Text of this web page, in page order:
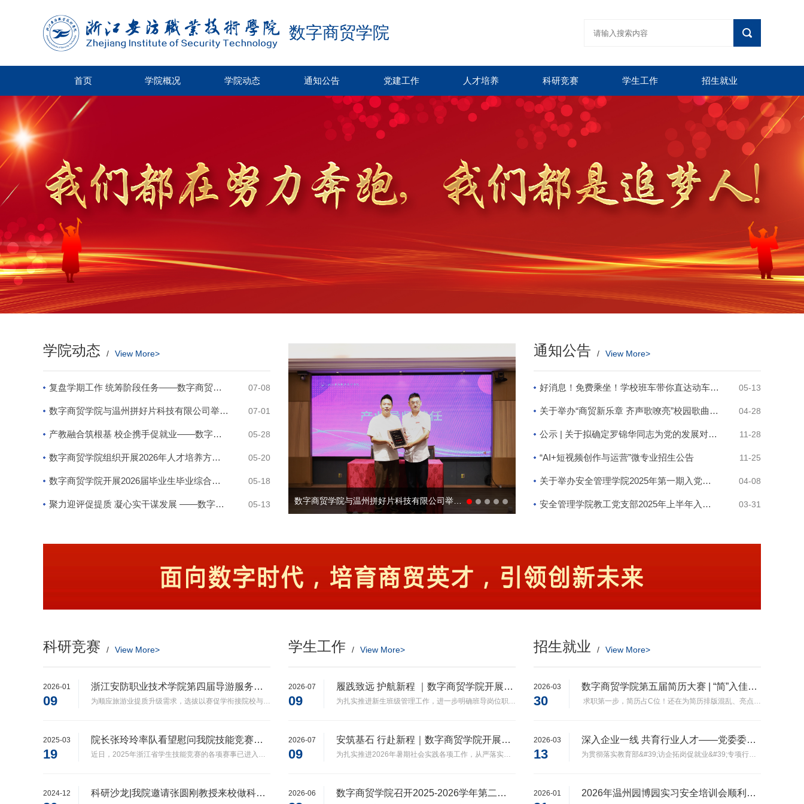
数字商贸学院
首页 学院概况 学院动态 通知公告 党建工作 人才培养 科研竞赛 学生工作 招生就业
学院动态 / View More>
复盘学期工作 统筹阶段任务——数字商贸学院召开期末全体教职工大会 07-08
数字商贸学院与温州拼好片科技有限公司举行产教合作签约仪式 07-01
产教融合筑根基 校企携手促就业——数字商贸学院2026年实习（就业）招聘双选会圆满举办 05-28
数字商贸学院组织开展2026年人才培养方案修订工作会议 05-20
数字商贸学院开展2026届毕业生毕业综合实答辩工作 05-18
聚力迎评促提质 凝心实干谋发展 ——数字商贸学院召开本学期第三次全院教职工大会 05-13 数字商贸学院与温州拼好片科技有限公司举行产教合作签约仪式 政企校齐聚浙江安防学院，共探跨境电商人才培育新路径
通知公告 / View More>
好消息！免费乘坐！学校班车带你直达动车南站！ 05-13
关于举办“商贸新乐章 齐声歌嘹亮”校园歌曲合唱比赛的通知 04-28
公示 | 关于拟确定罗锦华同志为党的发展对象的公示 11-28
“AI+短视频创作与运营”微专业招生公告 11-25
关于举办安全管理学院2025年第一期入党积极分子培训班的通知 04-08
安全管理学院教工党支部2025年上半年入党积极分子名单公示 03-31
科研竞赛 / View More>
2026-01
09
浙江安防职业技术学院第四届导游服务技能大赛圆满举行
为顺应旅游业提质升级需求，选拔以赛促学衔接院校与行业，紧扣专业导游人才，文旅融合趋势，讲好地域文旅故事，赋能行业发展与文化传播，特举办第四届导游服务大赛。文旅之路，星耀起航2026年1月7日13：30
2025-03
19
院长张玲玲率队看望慰问我院技能竞赛参赛学生团队
近日，2025年浙江省学生技能竞赛的各项赛事已进入紧张的备赛阶段。我院参赛学子以昂扬的精神面貌投入赛前集训，通过强化训练、模拟演练等方式全面提升职业素养与专业技能。3月18日，学院院长张玲玲、书记叶超
2024-12 科研沙龙|我院邀请张圆刚教授来校做科研专题讲座
学生工作 / View More>
2026-07
09
履践致远 护航新程 ｜数字商贸学院开展2026级班导培训会
为扎实推进新生班级管理工作，进一步明确班导岗位职责，提升班导队伍的履职能力与服务水平，数字商贸学院于7月8日于昌期楼407教室开展2026级班导专题培训会。会上，学工办主任张雷结合学院学生管理工作实际
2026-07
09
安筑基石 行赴新程｜数字商贸学院开展暑期社会实践培训暨安全教育工作会议
为扎实推进2026年暑期社会实践各项工作，从严落实全流程安全管理要求，积极防范应对近期极端天气风险，筑牢暑期实践安全防线，7月9日，数字商贸学院召开暑期社会实践培训暨安全教育工作会议。会上，学工办主任
2026-06 数字商贸学院召开2025-2026学年第二学期诚信考试动员暨安全教育大会
招生就业 / View More>
2026-03
30
数字商贸学院第五届简历大赛 | “简”入佳境，百“历”挑一——解锁你的职场第一张名片！
求职第一步，简历占C位！还在为简历排版混乱、亮点难寻而发愁？还在因缺乏经验，不知道如何让HR一眼锁定你？为帮助数字商贸学院学子提升职业核心能力，夯实简历制作基础，打通求职第一关，正式启动第五届“简”
2026-03
13
深入企业一线 共育行业人才——党委委员、副校长温剑峰走访实习单位
为贯彻落实教育部&#39;访企拓岗促就业&#39;专项行动要求，进一步拓展毕业生就业渠道，深化产教融合协同育人，我校党委委员、副校长温剑峰带队，数字商贸学院副院长李鹏、酒店管理与数字化运营专业专任教师
2026-01 2026年温州园博园实习安全培训会顺利召开